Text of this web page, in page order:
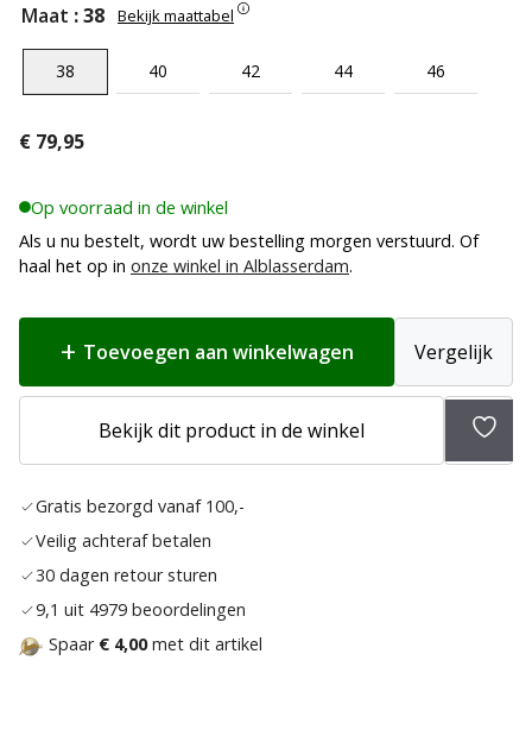
Maat : 38 Bekijk maattabel
38 40 42 44 46
€ 79,95
Op voorraad in de winkel
Als u nu bestelt, wordt uw bestelling morgen verstuurd. Of
haal het op in onze winkel in Alblasserdam.
Toevoegen aan winkelwagen Vergelijk
Bekijk dit product in de winkel
Gratis bezorgd vanaf 100,-
Veilig achteraf betalen
30 dagen retour sturen
9,1 uit 4979 beoordelingen
Spaar € 4,00met dit artikel